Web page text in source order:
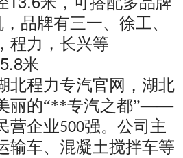
品牌有三一、徐工、
程力，长兴等
米
北程力专汽官网，湖北
丽的“**专汽之都”——
营企业500强。公司主
输车、混凝土搅拌车等